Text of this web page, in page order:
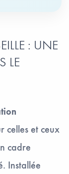
: UNE
LE
celles et ceux
cadre
Installée